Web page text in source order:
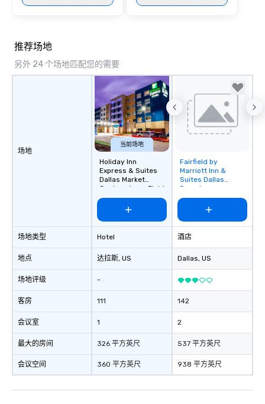
推荐场地
另外 24 个场地匹配您的需要
场地
场地类型
地点
场地评级
客房
会议室
最大的房间
会议空间
当前场地
Holiday Inn
Express & Suites
Dallas Market
Center - Love Field
Hotel
达拉斯, US
-
111
1
326 平方英尺
360 平方英尺
Removed from
favorites
Fairfield by
Marriott Inn &
Suites Dallas
Downtown
酒店
Dallas, US
142
2
537 平方英尺
938 平方英尺